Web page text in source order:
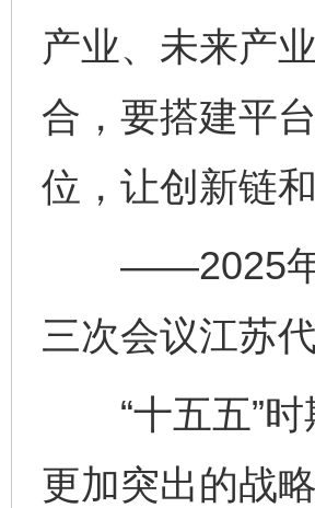
产业、未来产
合，要搭建平
位，让创新链
——2025年3
三次会议江苏
“十五五”时
更加突出的战